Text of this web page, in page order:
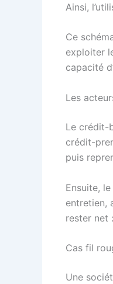
Ainsi,
Ce
exploiter
capacité
Les
Le crédit-
crédit-
puis
Ensuite,
entretien,
rester net
Cas fil
Une